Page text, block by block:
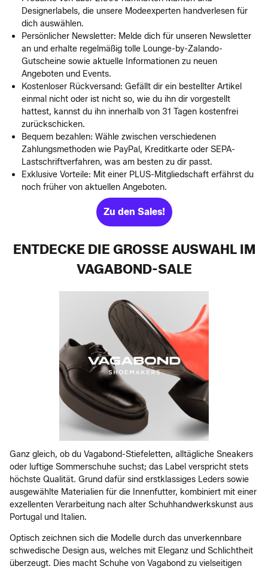
Designerlabels, die unsere Modeexperten handverlesen für
dich auswählen.
Persönlicher Newsletter: Melde dich für unseren Newsletter
an und erhalte regelmäßig tolle Lounge-by-Zalando-
Gutscheine sowie aktuelle Informationen zu neuen
Angeboten und Events.
Kostenloser Rückversand: Gefällt dir ein bestellter Artikel
einmal nicht oder ist nicht so, wie du ihn dir vorgestellt
hattest, kannst du ihn innerhalb von 31 Tagen kostenfrei
zurückschicken.
Bequem bezahlen: Wähle zwischen verschiedenen
Zahlungsmethoden wie PayPal, Kreditkarte oder SEPA-
Lastschriftverfahren, was am besten zu dir passt.
Exklusive Vorteile: Mit einer PLUS-Mitgliedschaft erfährst du
noch früher von aktuellen Angeboten.
Zu den Sales!
ENTDECKE DIE GROSSE AUSWAHL IM V
AGABOND-SALE
Ganz gleich, ob du Vagabond-Stiefeletten, alltägliche Sneakers
oder luftige Sommerschuhe suchst; das Label verspricht stets
höchste Qualität. Grund dafür sind erstklassiges Leders sowie
ausgewählte Materialien für die Innenfutter, kombiniert mit einer
exzellenten Verarbeitung nach alter Schuhhandwerkskunst aus
Portugal und Italien.
Optisch zeichnen sich die Modelle durch das unverkennbare
schwedische Design aus, welches mit Eleganz und Schlichtheit
überzeugt. Dies macht Schuhe von Vagabond zu vielseitigen